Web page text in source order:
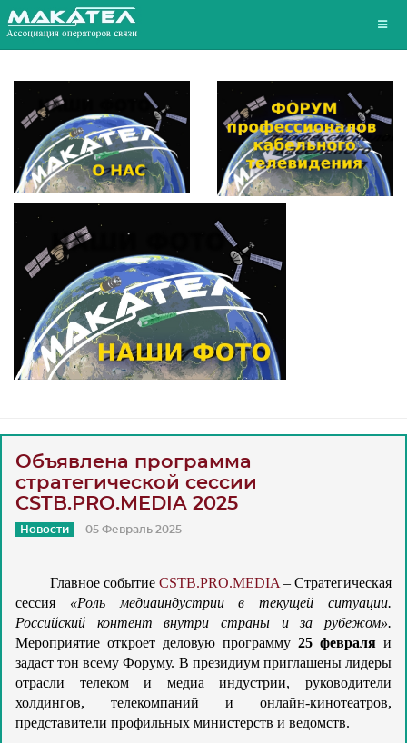
Объявлена программа
стратегической сессии
CSTB.PRO.MEDIA 2025
Новости 05 Февраль 2025
Главное событие CSTB.PRO.MEDIA – Стратегическая
сессия «Роль медиаиндустрии в текущей ситуации.
Российский контент внутри страны и за рубежом».
Мероприятие откроет деловую программу 25 февраля и
задаст тон всему Форуму. В президиум приглашены лидеры
отрасли телеком и медиа индустрии, руководители
холдингов, телекомпаний и онлайн-кинотеатров,
представители профильных министерств и ведомств.